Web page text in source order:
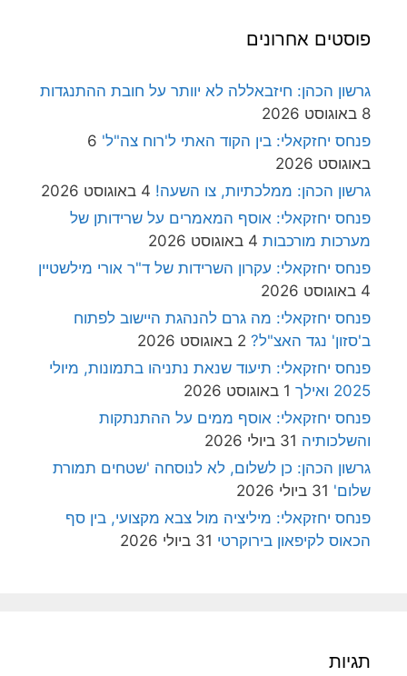
פוסטים אחרונים
גרשון הכהן: חיזבאללה לא יוותר על חובת ההתנגדות
8 באוגוסט 2026
פנחס יחזקאלי: בין הקוד האתי ל'רוח צה"ל' 6
באוגוסט 2026
גרשון הכהן: ממלכתיות, צו השעה! 4 באוגוסט 2026
פנחס יחזקאלי: אוסף המאמרים על שרידותן של
מערכות מורכבות 4 באוגוסט 2026
פנחס יחזקאלי: עקרון השרידות של ד"ר אורי מילשטיין
4 באוגוסט 2026
פנחס יחזקאלי: מה גרם להנהגת היישוב לפתוח
ב'סזון' נגד האצ"ל? 2 באוגוסט 2026
פנחס יחזקאלי: תיעוד שנאת נתניהו בתמונות, מיולי
2025 ואילך
1 באוגוסט 2026
פנחס יחזקאלי: אוסף ממים על ההתנתקות
והשלכותיה 31 ביולי 2026
גרשון הכהן: כן לשלום, לא לנוסחה 'שטחים תמורת
שלום' 31 ביולי 2026
פנחס יחזקאלי: מיליציה מול צבא מקצועי, בין סף
הכאוס לקיפאון בירוקרטי 31 ביולי 2026
תגיות